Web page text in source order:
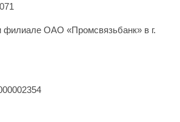
филиале ОАО «Промсвязьбанк» в г.